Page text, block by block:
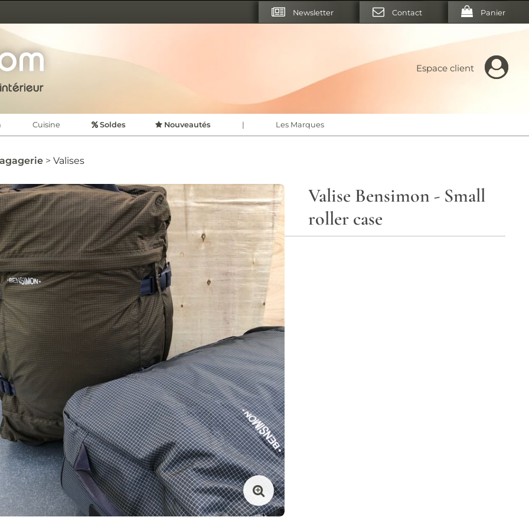
Newsletter Contact Panier
D'INTÉRIEUR
Cuisine Soldes Nouveautés | Les Marques
Valises
Valise Bensimon - Small
roller case
Espace client